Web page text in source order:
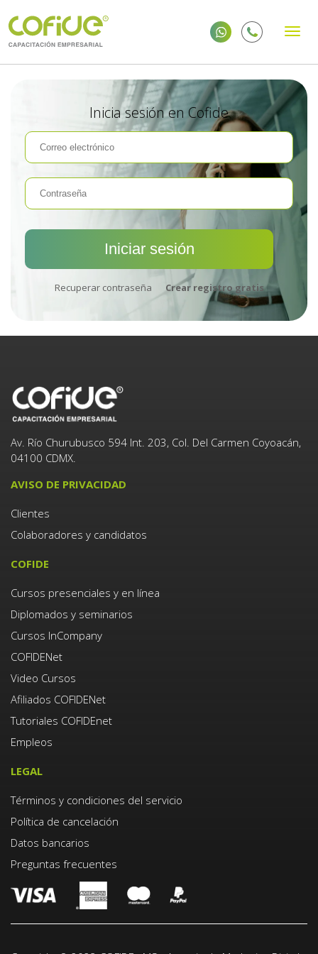
Inicia sesión en Cofide
Recuperar contraseña Crear registro gratis
Av. Río Churubusco 594 Int. 203, Col. Del Carmen Coyoacán,
04100 CDMX.
AVISO DE PRIVACIDAD
Clientes
Colaboradores y candidatos
COFIDE
Cursos presenciales y en línea
Diplomados y seminarios
Cursos InCompany
COFIDENet
Video Cursos
Afiliados COFIDENet
Tutoriales COFIDEnet
Empleos
LEGAL
Términos y condiciones del servicio
Política de cancelación
Datos bancarios
Preguntas frecuentes